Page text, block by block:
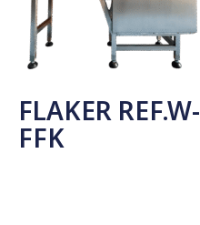
FLAKER REF.W-
FFK